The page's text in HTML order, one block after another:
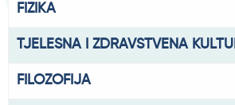
FIZIKA
TJELESNA I ZDRAVSTVENA
FILOZOFIJA